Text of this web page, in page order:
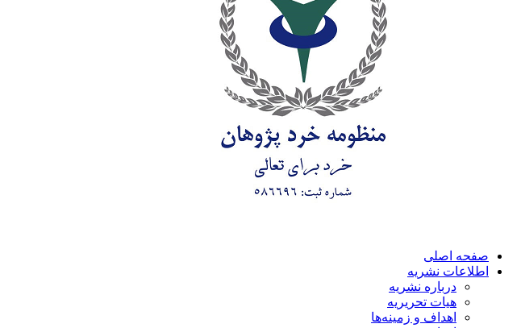
صفحه اصلی
اطلاعات نشریه
درباره نشریه
هیات تحریریه
اهداف و زمینه‌ها